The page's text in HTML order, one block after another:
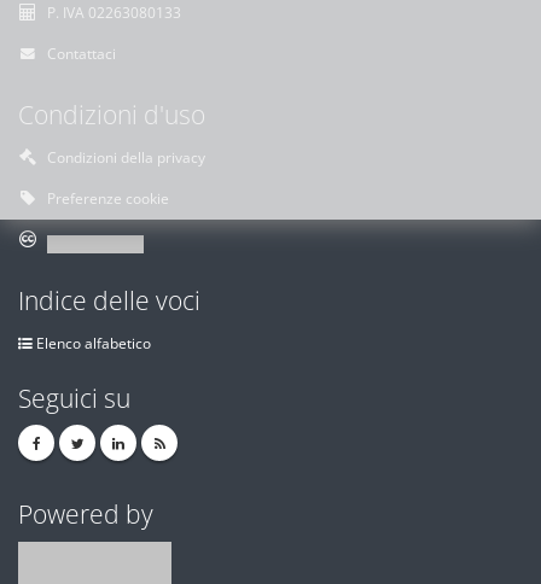
P. IVA 02263080133
Contattaci
Condizioni d'uso
Condizioni della privacy
Preferenze cookie
Indice delle voci
Elenco alfabetico
Seguici su
Powered by